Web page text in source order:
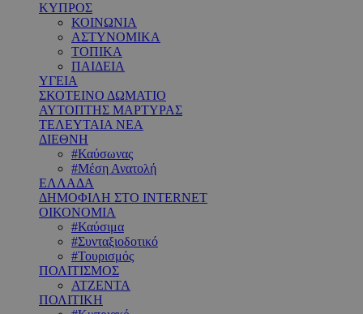
ΚΥΠΡΟΣ
ΚΟΙΝΩΝΙΑ
ΑΣΤΥΝΟΜΙΚΑ
ΤΟΠΙΚΑ
ΠΑΙΔΕΙΑ
ΥΓΕΙΑ
ΣΚΟΤΕΙΝΟ ΔΩΜΑΤΙΟ
ΑΥΤΟΠΤΗΣ ΜΑΡΤΥΡΑΣ
ΤΕΛΕΥΤΑΙΑ ΝΕΑ
ΔΙΕΘΝΗ
#Καύσωνας
#Μέση Ανατολή
ΕΛΛΑΔΑ
ΔΗΜΟΦΙΛΗ ΣΤΟ INTERNET
ΟΙΚΟΝΟΜΙΑ
#Καύσιμα
#Συνταξιοδοτικό
#Τουρισμός
ΠΟΛΙΤΙΣΜΟΣ
ΑΤΖΕΝΤΑ
ΠΟΛΙΤΙΚΗ